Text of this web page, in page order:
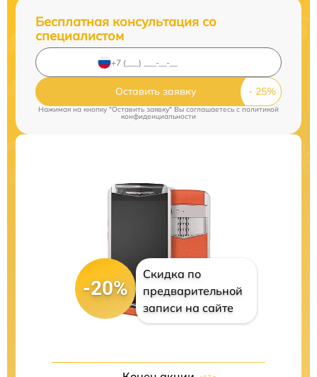
Бесплатная консультация со
специалистом
Оставить заявку
Нажимая на кнопку "Оставить заявку" Вы соглашаетесь cполитикой
конфиденциальности
-20%
Скидка по
предварительной
записи на сайте